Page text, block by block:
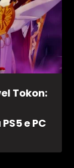
Tokon:
e PC